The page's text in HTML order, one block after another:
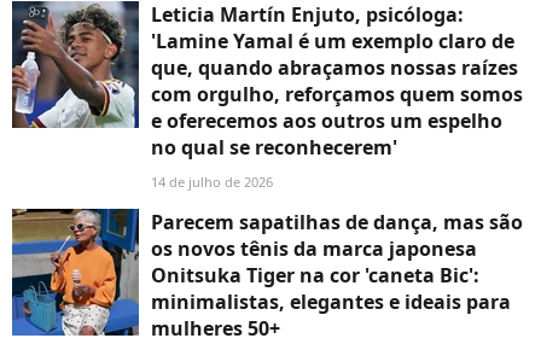
Leticia Martín Enjuto, psicóloga:
'Lamine Yamal é um exemplo claro de
que, quando abraçamos nossas raízes
com orgulho, reforçamos quem somos
e oferecemos aos outros um espelho
no qual se reconhecerem'
14 de julho de 2026
Parecem sapatilhas de dança, mas são
os novos tênis da marca japonesa
Onitsuka Tiger na cor 'caneta Bic':
minimalistas, elegantes e ideais para
mulheres 50+